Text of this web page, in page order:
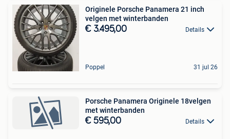
Originele Porsche Panamera 21 inch
velgen met winterbanden
€ 3.495,00 Details
Poppel 31 jul 26
Porsche Panamera Originele 18velgen
met winterbanden
€ 595,00 Details